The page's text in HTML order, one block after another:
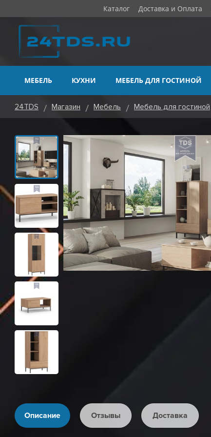
Каталог Доставка и Оплата
МЕБЕЛЬ КУХНИ МЕБЕЛЬ ДЛЯ ГОСТИНОЙ
24TDS Магазин Мебель Мебель для гостиной
Описание Отзывы Доставка